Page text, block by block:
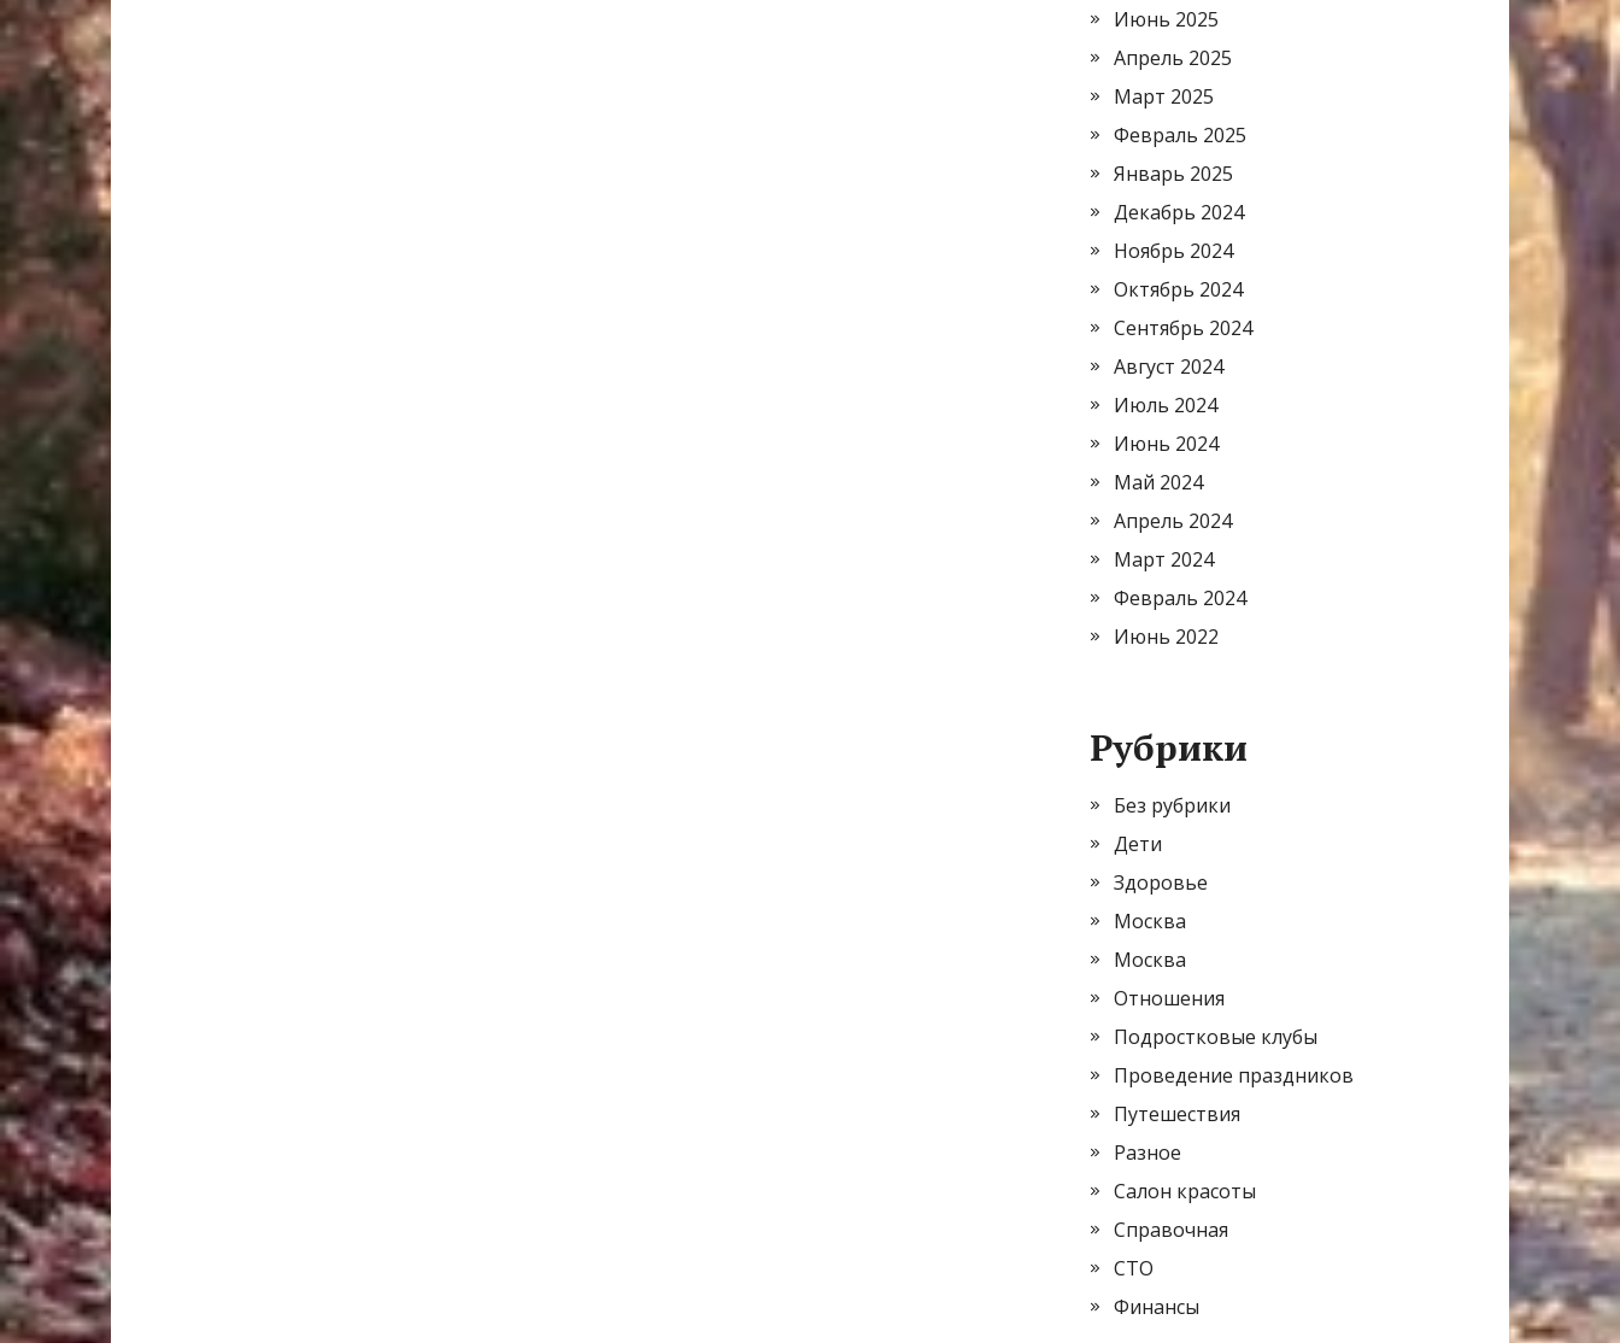
Июнь 2025
Апрель 2025
Март 2025
Февраль 2025
Январь 2025
Декабрь 2024
Ноябрь 2024
Октябрь 2024
Сентябрь 2024
Август 2024
Июль 2024
Июнь 2024
Май 2024
Апрель 2024
Март 2024
Февраль 2024
Июнь 2022
Рубрики
Без рубрики
Дети
Здоровье
Москва
Москва
Отношения
Подростковые клубы
Проведение праздников
Путешествия
Разное
Салон красоты
Справочная
СТО
Финансы